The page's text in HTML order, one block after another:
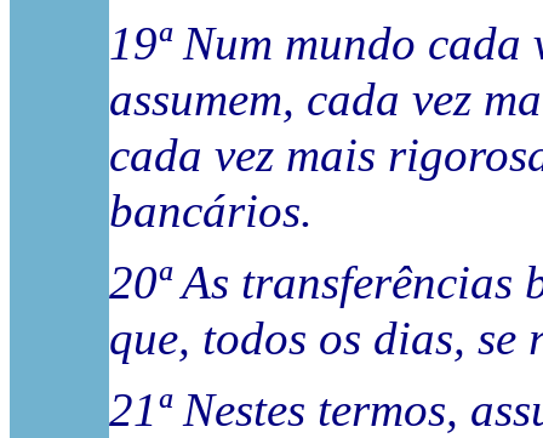
19ª Num mundo
assumem, cada vez
cada vez mais
bancários.
20ª As transferências
que, todos os dias, se
21ª Nestes termos,